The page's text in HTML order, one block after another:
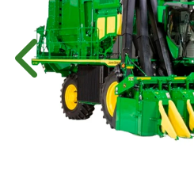
Anterior